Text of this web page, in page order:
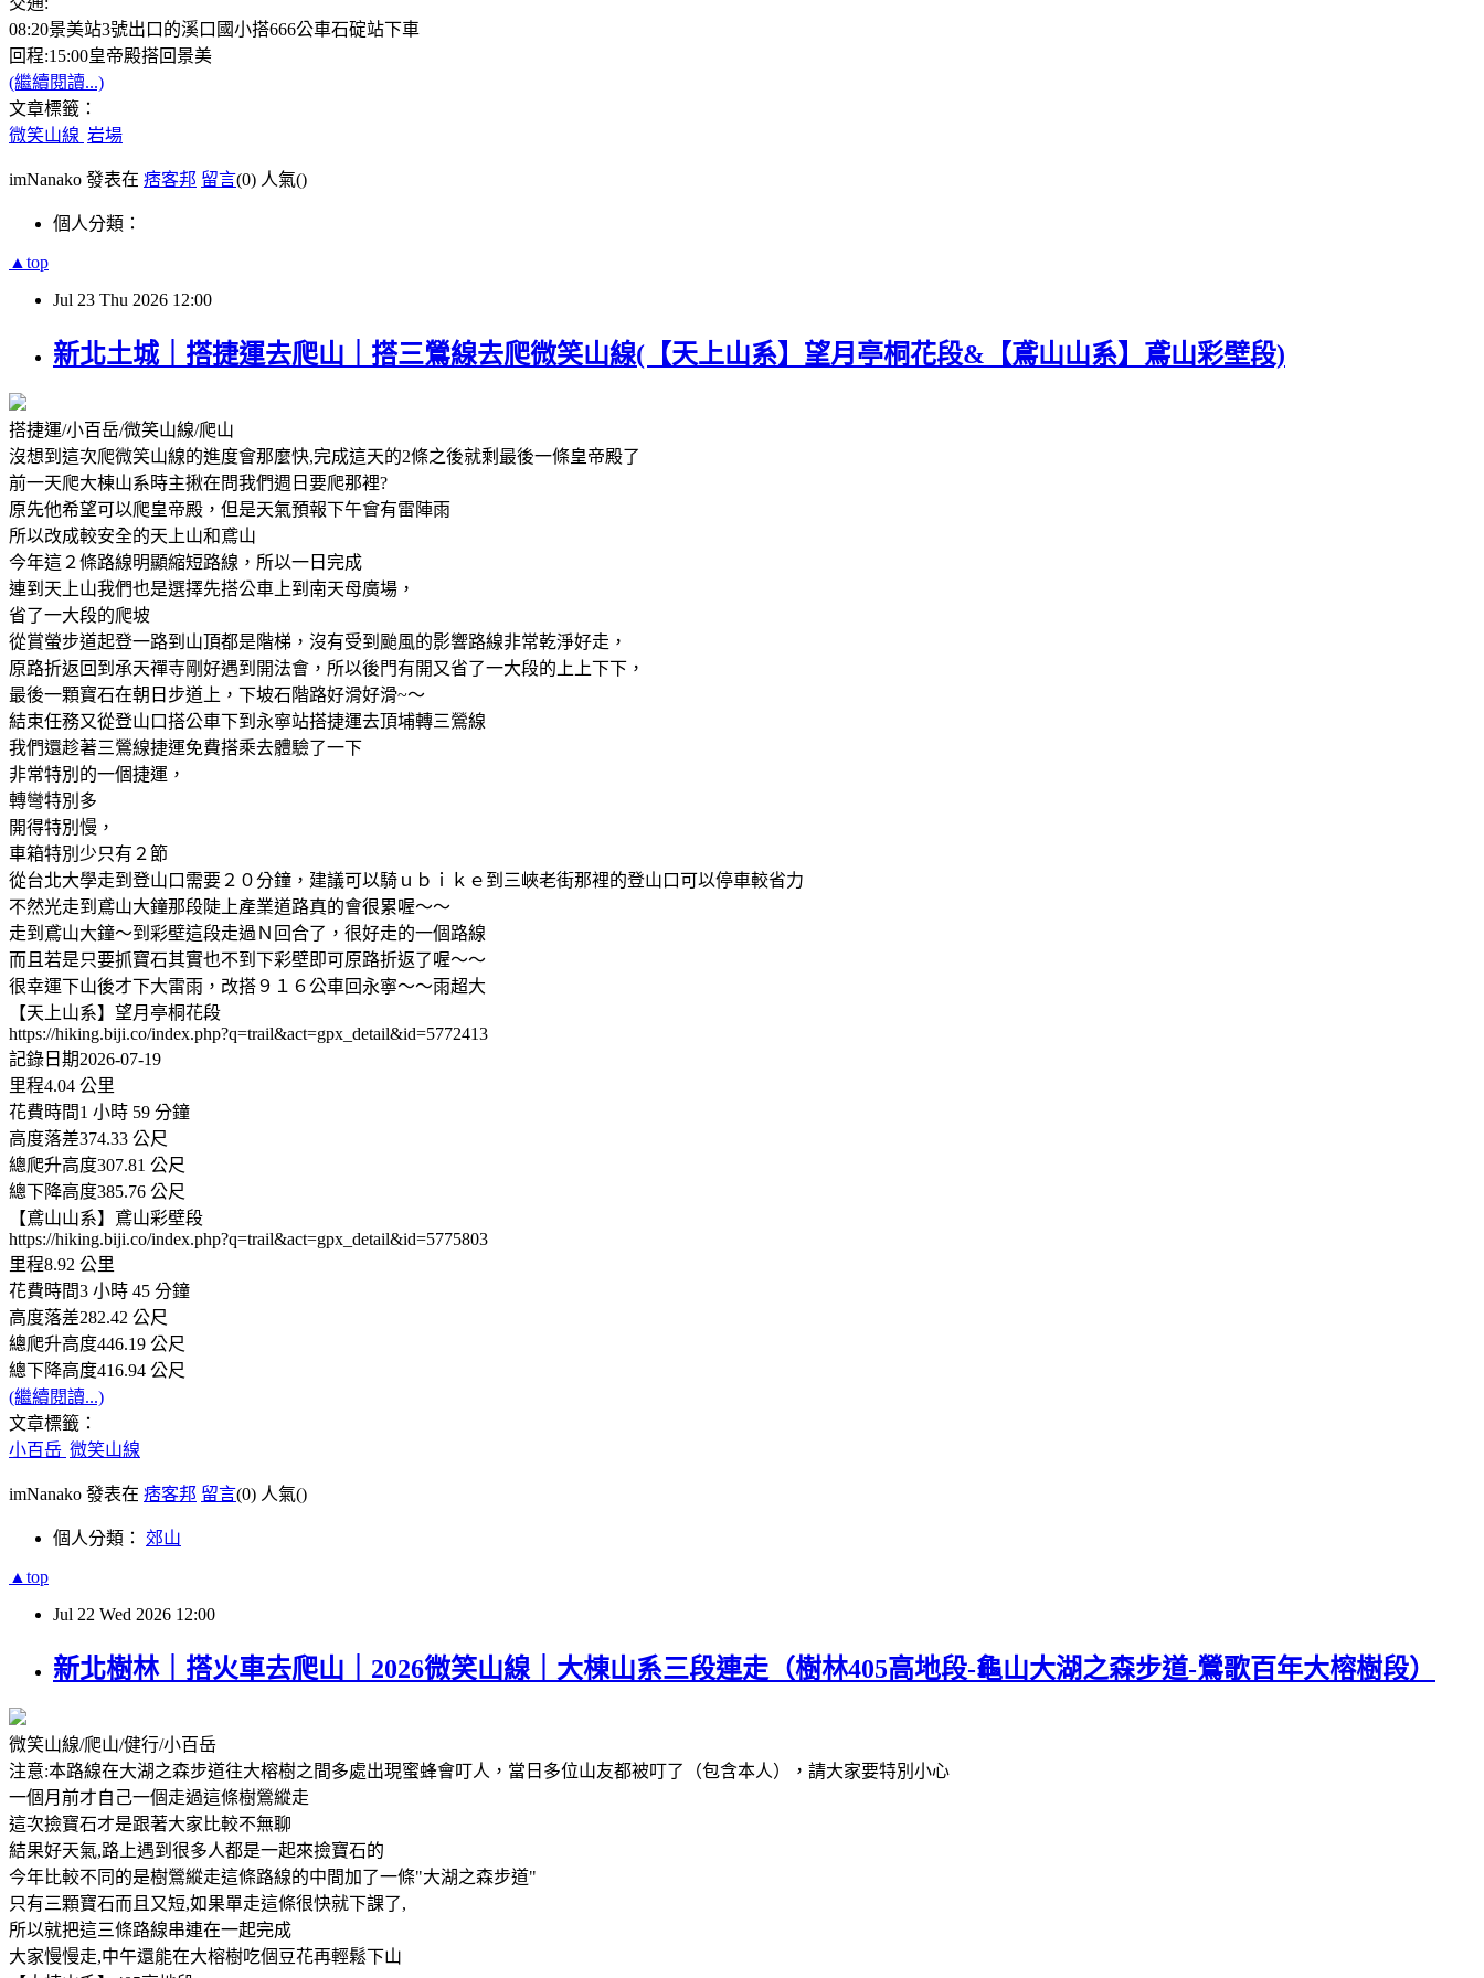
08:20景美站3號出口的溪口國小搭666公車石碇站下車
回程:15:00皇帝殿搭回景美
(繼續閱讀...)
文章標籤：
微笑山線 岩場
imNanako 發表在 痞客邦 留言(0) 人氣()
個人分類：
▲top
Jul 23 Thu 2026 12:00
新北土城｜搭捷運去爬山｜搭三鶯線去爬微笑山線(【天上山系】望月亭桐花段&【鳶山山系】鳶山彩壁段)
搭捷運/小百岳/微笑山線/爬山
沒想到這次爬微笑山線的進度會那麼快,完成這天的2條之後就剩最後一條皇帝殿了
前一天爬大棟山系時主揪在問我們週日要爬那裡?
原先他希望可以爬皇帝殿，但是天氣預報下午會有雷陣雨
所以改成較安全的天上山和鳶山
今年這２條路線明顯縮短路線，所以一日完成
連到天上山我們也是選擇先搭公車上到南天母廣場，
省了一大段的爬坡
從賞螢步道起登一路到山頂都是階梯，沒有受到颱風的影響路線非常乾淨好走，
原路折返回到承天禪寺剛好遇到開法會，所以後門有開又省了一大段的上上下下，
最後一顆寶石在朝日步道上，下坡石階路好滑好滑~～
結束任務又從登山口搭公車下到永寧站搭捷運去頂埔轉三鶯線
我們還趁著三鶯線捷運免費搭乘去體驗了一下
非常特別的一個捷運，
轉彎特別多
開得特別慢，
車箱特別少只有２節
從台北大學走到登山口需要２０分鐘，建議可以騎ｕｂｉｋｅ到三峽老街那裡的登山口可以停車較省力
不然光走到鳶山大鐘那段陡上產業道路真的會很累喔～～
走到鳶山大鐘～到彩壁這段走過Ｎ回合了，很好走的一個路線
而且若是只要抓寶石其實也不到下彩壁即可原路折返了喔～～
很幸運下山後才下大雷雨，改搭９１６公車回永寧～～雨超大
【天上山系】望月亭桐花段
https://hiking.biji.co/index.php?q=trail&act=gpx_detail&id=5772413
記錄日期2026-07-19
里程4.04 公里
花費時間1 小時 59 分鐘
高度落差374.33 公尺
總爬升高度307.81 公尺
總下降高度385.76 公尺
【鳶山山系】鳶山彩壁段
https://hiking.biji.co/index.php?q=trail&act=gpx_detail&id=5775803
里程8.92 公里
花費時間3 小時 45 分鐘
高度落差282.42 公尺
總爬升高度446.19 公尺
總下降高度416.94 公尺
(繼續閱讀...)
文章標籤：
小百岳 微笑山線
imNanako 發表在 痞客邦 留言(0) 人氣()
個人分類： 郊山
▲top
Jul 22 Wed 2026 12:00
新北樹林｜搭火車去爬山｜2026微笑山線｜大棟山系三段連走（樹林405高地段-龜山大湖之森步道-鶯歌百年大榕樹段）
微笑山線/爬山/健行/小百岳
注意:本路線在大湖之森步道往大榕樹之間多處出現蜜蜂會叮人，當日多位山友都被叮了（包含本人），請大家要特別小心
一個月前才自己一個走過這條樹鶯縱走
這次撿寶石才是跟著大家比較不無聊
結果好天氣,路上遇到很多人都是一起來撿寶石的
今年比較不同的是樹鶯縱走這條路線的中間加了一條"大湖之森步道"
只有三顆寶石而且又短,如果單走這條很快就下課了,
所以就把這三條路線串連在一起完成
大家慢慢走,中午還能在大榕樹吃個豆花再輕鬆下山